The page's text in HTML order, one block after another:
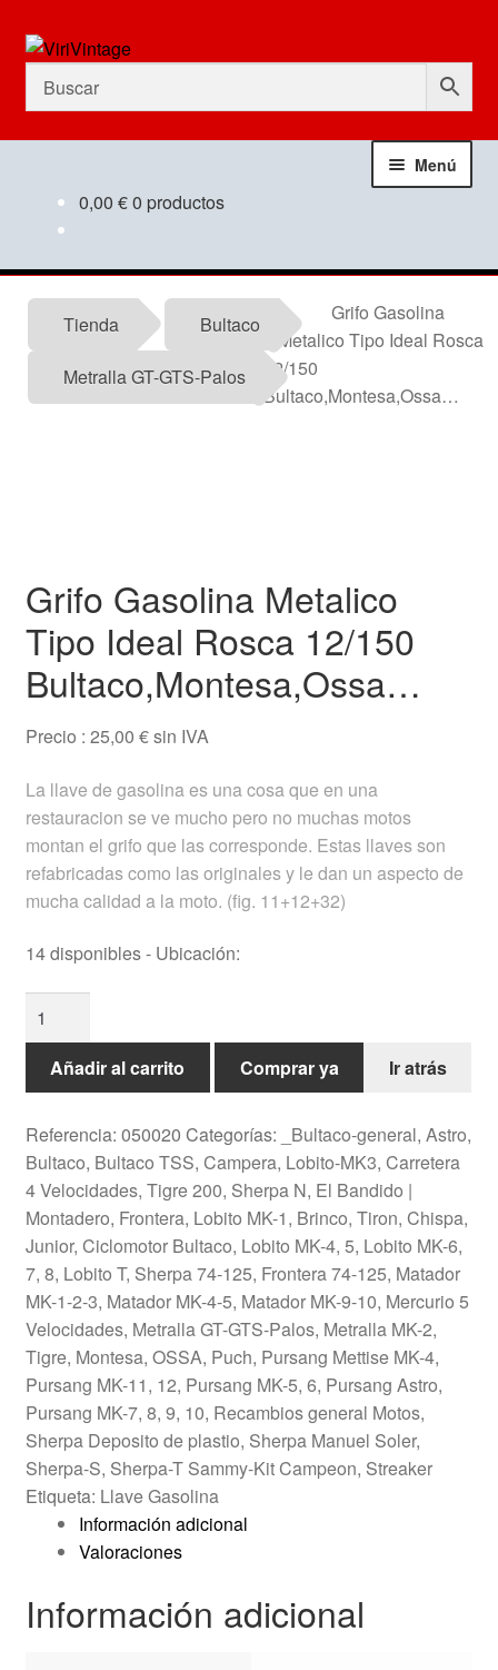
Ir
a
navegación
Ir
al
contenido
Menú
Mi Cuenta
Contactar
Informacion tecnica
Ofertas
Ayuda
0,00 €0 productos
Tienda Bultaco
Metralla GT-GTS-Palos
Grifo Gasolina
Metalico Tipo Ideal Rosca
12/150
Bultaco,Montesa,Ossa…
Grifo Gasolina Metalico
Tipo Ideal Rosca 12/150
Bultaco,Montesa,Ossa…
Precio : 25,00 €sin IVA
La llave de gasolina es una cosa que en una
restauracion se ve mucho pero no muchas motos
montan el grifo que las corresponde. Estas llaves son
refabricadas como las originales y le dan un aspecto de
mucha calidad a la moto. (fig. 11+12+32)
14 disponibles - Ubicación:
Gasolina
Metalico
Tipo
Rosca
12/150
Bultaco,Montesa,Ossa...
cantidad
Añadir al carrito Comprar ya Ir atrás
Referencia: 050020 Categorías: _Bultaco-general, Astro,
Bultaco, Bultaco TSS, Campera, Lobito-MK3, Carretera
4 Velocidades, Tigre 200, Sherpa N, El Bandido |
Montadero, Frontera, Lobito MK-1, Brinco, Tiron, Chispa,
Junior, Ciclomotor Bultaco, Lobito MK-4, 5, Lobito MK-6,
7, 8, Lobito T, Sherpa 74-125, Frontera 74-125, Matador
MK-1-2-3, Matador MK-4-5, Matador MK-9-10, Mercurio 5
Velocidades, Metralla GT-GTS-Palos, Metralla MK-2,
Tigre, Montesa, OSSA, Puch, Pursang Mettise MK-4,
Pursang MK-11, 12, Pursang MK-5, 6, Pursang Astro,
Pursang MK-7, 8, 9, 10, Recambios general Motos,
Sherpa Deposito de plastio, Sherpa Manuel Soler,
Sherpa-S, Sherpa-T Sammy-Kit Campeon, Streaker
Etiqueta: Llave Gasolina
Información adicional
Valoraciones
Información adicional